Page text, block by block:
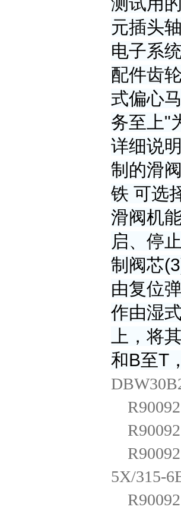
元插头
电子系
配件齿
式偏心
务至上"
详细说
制的滑
铁 可选
滑阀机
启、停
制阀芯
由复位
作由湿
上，将
和B至T
5X/315-